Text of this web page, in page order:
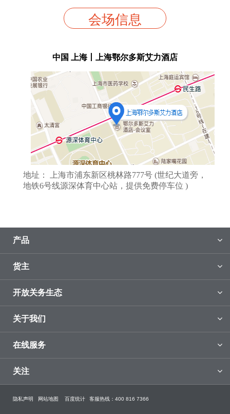
会场信息
中国 上海丨上海鄂尔多斯艾力酒店
地址： 上海市浦东新区桃林路777号 (世纪大道旁，
地铁6号线源深体育中心站，提供免费停车位 )
产品
货主
开放关务生态
关于我们
在线服务
关注
隐私声明 网站地图 百度统计 客服热线：400 816 7366